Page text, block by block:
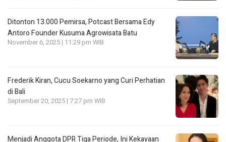
Ditonton 13.000 Pemirsa, Potcast Bersama Edy
Antoro Founder Kusuma Agrowisata Batu
November 6, 2025 | 11:29 pm WIB
Frederik Kiran, Cucu Soekarno yang Curi Perhatian
di Bali
September 20, 2025 | 7:27 pm WIB
Menjadi Anggota DPR Tiga Periode, Ini Kekayaan